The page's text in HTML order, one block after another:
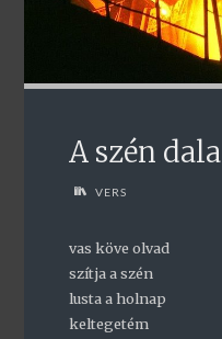
A szén dala
VERS
vas köve olvad
szítja a szén
lusta a holnap
keltegetém